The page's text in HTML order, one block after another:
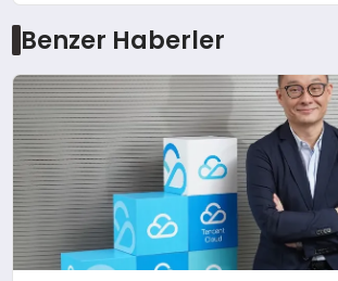
Benzer Haberler